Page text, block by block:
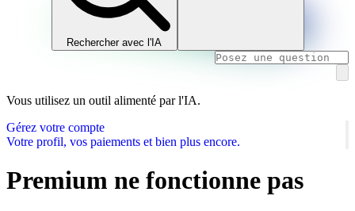
Rechercher avec l'IA
Vous utilisez un outil alimenté par l'IA.
Gérez votre compte
Votre profil, vos paiements et bien plus encore.
Premium ne fonctionne pas